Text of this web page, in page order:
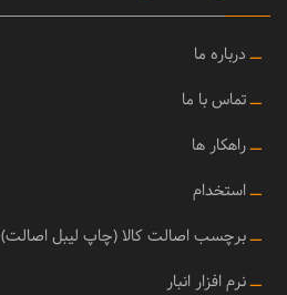
ــ درباره ما
ــتماس با ما
ــراهکار ها
ــ استخدام
ــبرچسب اصالت کالا (چاپ لیبل اصالت)
ــنرم افزار انبار